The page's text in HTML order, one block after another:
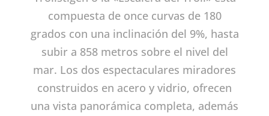
compuesta de once curvas de 180
grados con una inclinación del 9%, hasta
subir a 858 metros sobre el nivel del
mar. Los dos espectaculares miradores
construidos en acero y vidrio, ofrecen
una vista panorámica completa, además